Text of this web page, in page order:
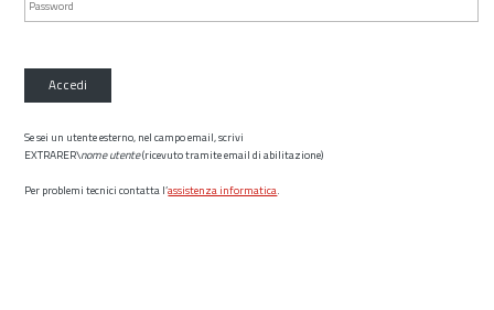
Accedi
Se sei un utente esterno, nel campo email, scrivi
EXTRARER\nome utente(ricevuto tramite email di abilitazione)
Per problemi tecnici contatta l’assistenza informatica.